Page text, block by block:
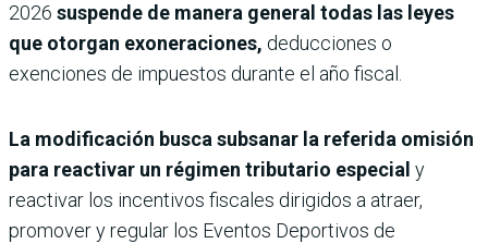
2026 suspende de manera general todas las leyes
que otorgan exoneraciones, deducciones o
exenciones de impuestos durante el año fiscal.
La modificación busca subsanar la referida omisión
para reactivar un régimen tributario especial y
reactivar los incentivos fiscales dirigidos a atraer,
promover y regular los Eventos Deportivos de